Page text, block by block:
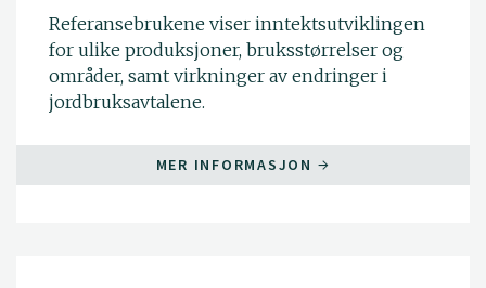
Referansebrukene viser inntektsutviklingen
for ulike produksjoner, bruksstørrelser og
områder, samt virkninger av endringer i
jordbruksavtalene.
MER INFORMASJON